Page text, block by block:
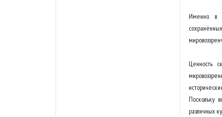
Именно в
Ценность
Поскольку
различных